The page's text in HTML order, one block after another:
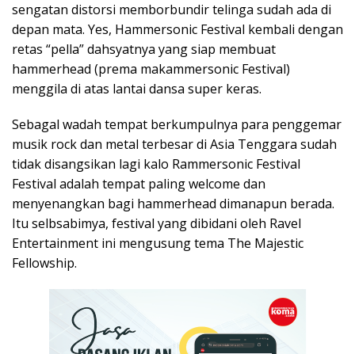
sengatan distorsi memborbundir telinga sudah ada di
depan mata. Yes, Hammersonic Festival kembali dengan
retas “pella” dahsyatnya yang siap membuat
hammerhead (prema makammersonic Festival)
menggila di atas lantai dansa super keras.
Sebagal wadah tempat berkumpulnya para penggemar
musik rock dan metal terbesar di Asia Tenggara sudah
tidak disangsikan lagi kalo Rammersonic Festival
Festival adalah tempat paling welcome dan
menyenangkan bagi hammerhead dimanapun berada.
Itu selbsabimya, festival yang dibidani oleh Ravel
Entertainment ini mengusung tema The Majestic
Fellowship.